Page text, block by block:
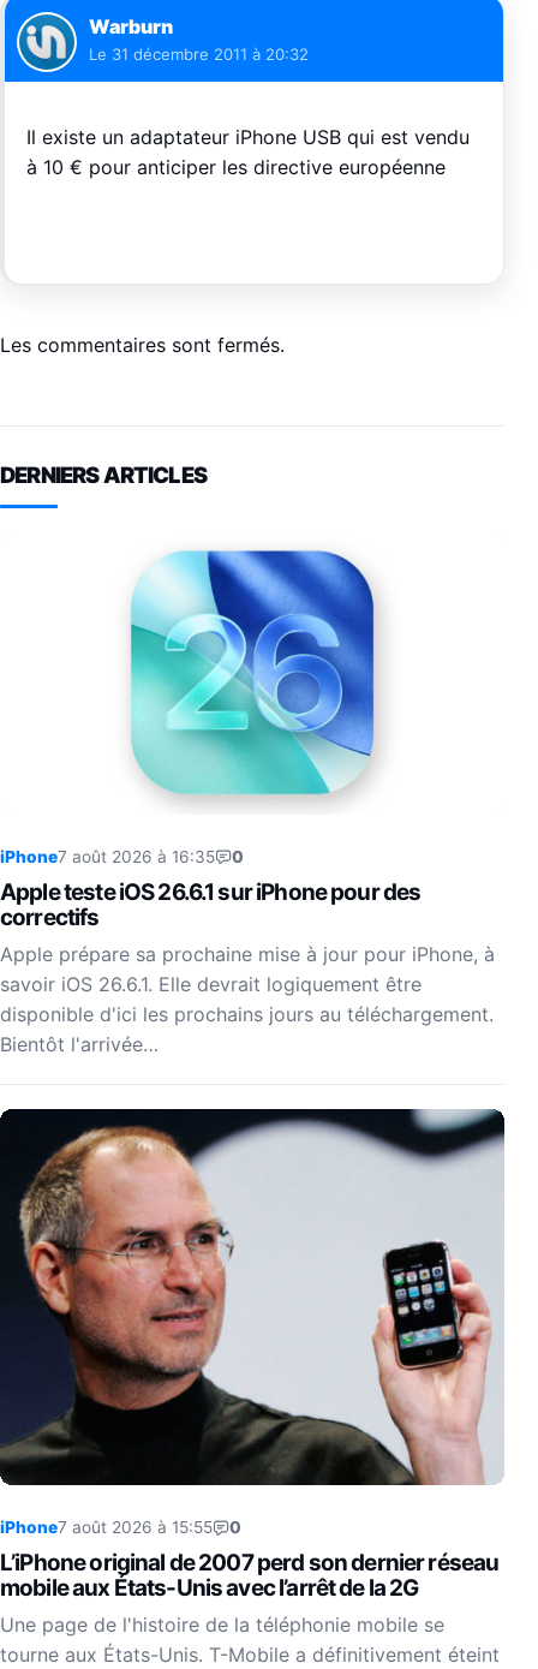
Warburn
Le 31 décembre 2011 à 20:32
Il existe un adaptateur iPhone USB qui est vendu
à 10 € pour anticiper les directive européenne
Les commentaires sont fermés.
DERNIERS ARTICLES
iPhone7 août 2026 à 16:35 0
Apple teste iOS 26.6.1 sur iPhone pour des
correctifs
Apple prépare sa prochaine mise à jour pour iPhone, à
savoir iOS 26.6.1. Elle devrait logiquement être
disponible d'ici les prochains jours au téléchargement.
Bientôt l'arrivée…
iPhone7 août 2026 à 15:55 0
L’iPhone original de 2007 perd son dernier réseau
mobile aux États-Unis avec l’arrêt de la 2G
Une page de l'histoire de la téléphonie mobile se
tourne aux États-Unis. T-Mobile a définitivement éteint